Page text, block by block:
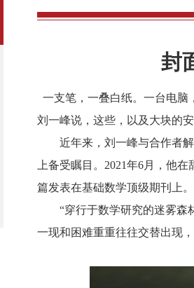
封
一支笔，一叠白纸。一台电脑
刘一峰说，这些，以及大块的
近年来，刘一峰与合作者解
上备受瞩目。 2021年6月，他在
篇发表在基础数学顶级期刊上。
“穿行于数学研究的迷雾森林
一现和困难重重往往交替出现